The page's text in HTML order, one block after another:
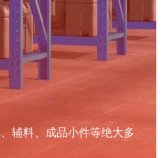
辅料、成品小件等绝大多